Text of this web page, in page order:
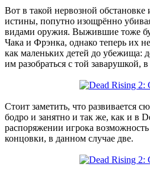
Вот в такой нервозной
истины, попутно изощрённо
видами оружия. Выжившие тоже
Чака и Фрэнка, однако теперь их
как маленьких детей до убежища:
им разобраться с той заварушкой,
Стоит заметить, что развивается
бодро и занятно и так же, как и в
распоряжении игрока
концовки, в данном случае две.